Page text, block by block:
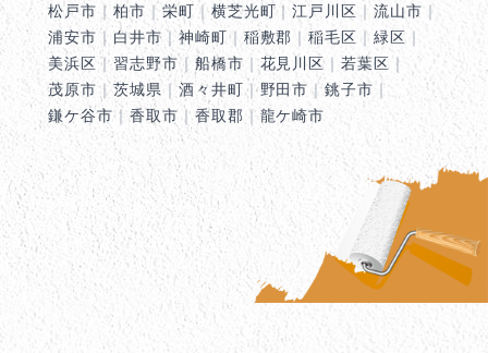
松戸市 ｜ 柏市 ｜ 栄町 ｜横芝光町 ｜江戸川区 ｜流山市 ｜
浦安市 ｜ 白井市 ｜神崎町｜ 稲敷郡 ｜稲毛区 ｜緑区 ｜
美浜区 ｜ 習志野市 ｜ 船橋市 ｜ 花見川区 ｜若葉区 ｜
茂原市 ｜茨城県 ｜ 酒々井町｜野田市 ｜銚子市 ｜
鎌ケ谷市 ｜ 香取市 ｜ 香取郡 ｜ 龍ケ崎市